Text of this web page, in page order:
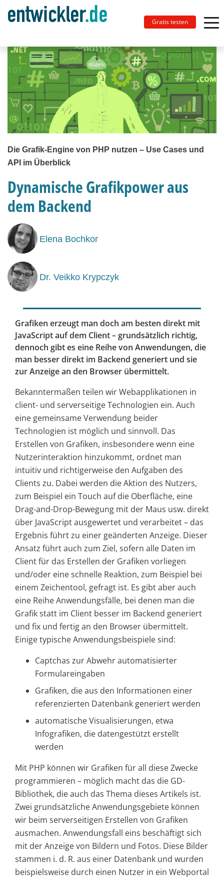
Gratis testen
Die Grafik-Engine von PHP nutzen – Use Cases und
API im Überblick
Dynamische Grafikpower aus
dem Backend
Elena Bochkor
Dr. Veikko Krypczyk
Grafiken erzeugt man doch am besten direkt mit
JavaScript auf dem Client – grundsätzlich richtig,
dennoch gibt es eine Reihe von Anwendungen, die
man besser direkt im Backend generiert und sie
zur Anzeige an den Browser übermittelt.
Bekanntermaßen teilen wir Webapplikationen in
client- und serverseitige Technologien ein. Auch
eine gemeinsame Verwendung beider
Technologien ist möglich und sinnvoll. Das
Erstellen von Grafiken, insbesondere wenn eine
Nutzerinteraktion hinzukommt, ordnet man
intuitiv und richtigerweise den Aufgaben des
Clients zu. Dabei werden die Aktion des Nutzers,
zum Beispiel ein Touch auf die Oberfläche, eine
Drag-and-Drop-Bewegung mit der Maus usw. direkt
über JavaScript ausgewertet und verarbeitet – das
Ergebnis führt zu einer geänderten Anzeige. Dieser
Ansatz führt auch zum Ziel, sofern alle Daten im
Client für das Erstellen der Grafiken vorliegen
und/oder eine schnelle Reaktion, zum Beispiel bei
einem Zeichentool, gefragt ist. Es gibt aber auch
eine Reihe Anwendungsfälle, bei denen man die
Grafik statt im Client besser im Backend generiert
und fix und fertig an den Browser übermittelt.
Einige typische Anwendungsbeispiele sind:
Captchas zur Abwehr automatisierter
Formulareingaben
Grafiken, die aus den Informationen einer
referenzierten Datenbank generiert werden
automatische Visualisierungen, etwa
Infografiken, die datengestützt erstellt
werden
Mit PHP können wir Grafiken für all diese Zwecke
programmieren – möglich macht das die GD-
Bibliothek, die auch das Thema dieses Artikels ist.
Zwei grundsätzliche Anwendungsgebiete können
wir beim serverseitigen Erstellen von Grafiken
ausmachen. Anwendungsfall eins beschäftigt sich
mit der Anzeige von Bildern und Fotos. Diese Bilder
stammen i. d. R. aus einer Datenbank und wurden
beispielsweise durch einen Nutzer in ein Webportal